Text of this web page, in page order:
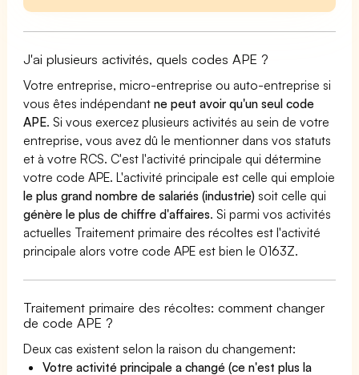
J'ai plusieurs activités, quels codes APE ?
Votre entreprise, micro-entreprise ou auto-entreprise si
vous êtes indépendantne peut avoir qu'un seul code
APE. Si vous exercez plusieurs activités au sein de votre
entreprise, vous avez dû le mentionner dans vos statuts
et à votre RCS. C'est l'activité principale qui détermine
votre code APE. L'activité principale est celle qui emploie
le plus grand nombre de salariés (industrie) soit celle qui
génère le plus de chiffre d'affaires. Si parmi vos activités
actuelles Traitement primaire des récoltes est l'activité
principale alors votre code APE est bien le 0163Z.
Traitement primaire des récoltes: comment changer
de code APE ?
Deux cas existent selon la raison du changement:
Votre activité principale a changé (ce n'est plus la